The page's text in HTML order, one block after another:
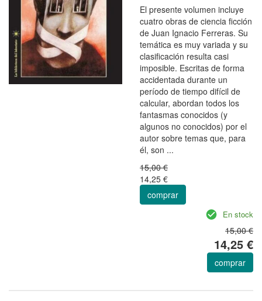
El presente volumen incluye
cuatro obras de ciencia ficción
de Juan Ignacio Ferreras. Su
temática es muy variada y su
clasificación resulta casi
imposible. Escritas de forma
accidentada durante un
período de tiempo difícil de
calcular, abordan todos los
fantasmas conocidos (y
algunos no conocidos) por el
autor sobre temas que, para
él, son ...
15,00 €
14,25 €
comprar
En stock
15,00 €
14,25 €
comprar